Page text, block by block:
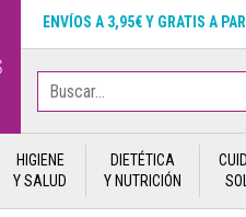
ENVÍOS A 3,95€ Y GRATIS A
HIGIENE
Y SALUD
DIETÉTICA
Y NUTRICIÓN